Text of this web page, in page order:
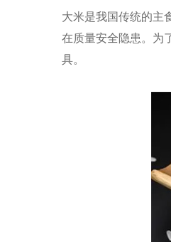
大米是我国传统的主
在质量安全隐患。为
具。